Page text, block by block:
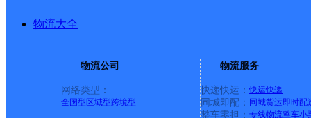
物流大全
物流公司
网络类型：
全国型 区域型跨境型
物流服务
快递快运： 快运快递
同城即配： 同城货运即时配
整车零担： 专线物流整车小